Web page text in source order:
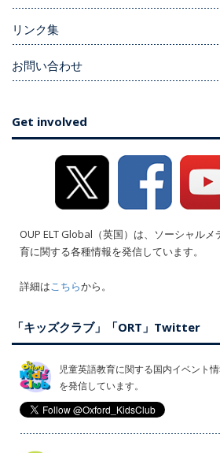
リンク集
お問い合わせ
Get involved
OUP ELT Global（英国）は、ソーシャル
育に関する各種情報を発信しています。
詳細はこちらから。
「キッズクラブ」「ORT」Twitter
児童英語教育に関する国内イベント
を発信しています。